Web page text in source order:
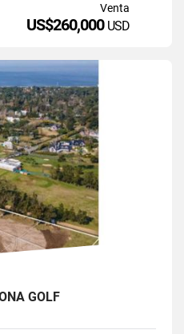
Venta
US$260,000 USD
GOLF